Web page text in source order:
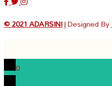
© 2021 ADARSINI| Designed By
0